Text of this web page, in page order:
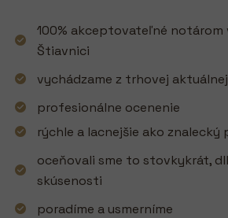
100% akceptovateľné notárom
Štiavnici
vychádzame z trhovej
profesionálne ocenenie
rýchle a lacnejšie ako znalecký
oceňovali sme to stovkykrát,
skúsenosti
poradíme a usmerníme